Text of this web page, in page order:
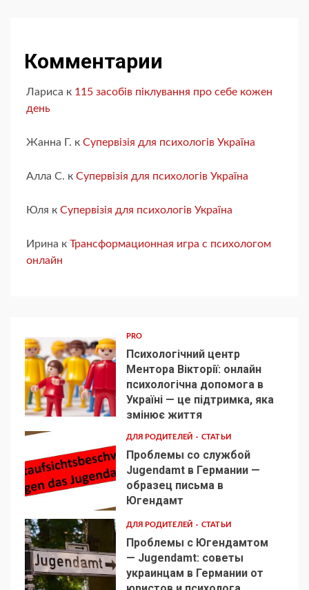
Комментарии
Лариса к 115 засобів піклування про себе кожен
день
Жанна Г. к Супервізія для психологів Україна
Алла С. к Супервізія для психологів Україна
Юля к Супервізія для психологів Україна
Ирина к Трансформационная игра с психологом
онлайн
1
PRO
Психологічний центр
Ментора Вікторії: онлайн
психологічна допомога в
Україні — це підтримка, яка
змінює життя
2
ДЛЯ РОДИТЕЛЕЙ СТАТЬИ
Проблемы со службой
Jugendamt в Германии —
образец письма в
Югендамт
3
ДЛЯ РОДИТЕЛЕЙ СТАТЬИ
Проблемы с Югендамтом
— Jugendamt: советы
украинцам в Германии от